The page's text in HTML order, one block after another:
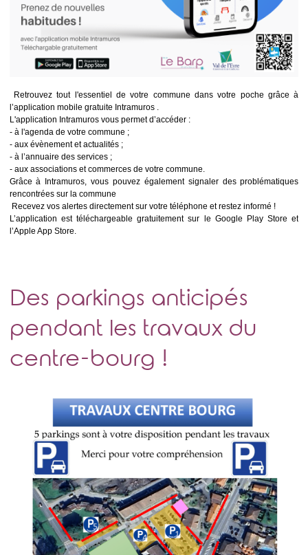
Retrouvez tout l'essentiel de votre commune dans votre poche grâce à
l’application mobile gratuite Intramuros .
L'application Intramuros vous permet d’accéder :
- à l'agenda de votre commune ;
- aux évènement et actualités ;
- à l’annuaire des services ;
- aux associations et commerces de votre commune.
Grâce à Intramuros, vous pouvez également signaler des problématiques
rencontrées sur la commune
Recevez vos alertes directement sur votre téléphone et restez informé !
L’application est téléchargeable gratuitement sur le Google Play Store et
l’Apple App Store.
Des parkings anticipés
pendant les travaux du
centre-bourg !